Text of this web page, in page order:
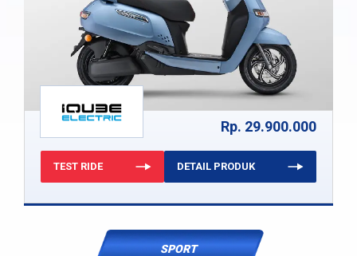
Rp. 29.900.000
TEST RIDE DETAIL PRODUK
SPORT